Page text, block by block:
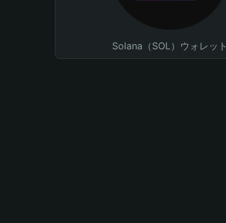
Solana（SOL）ウォレット